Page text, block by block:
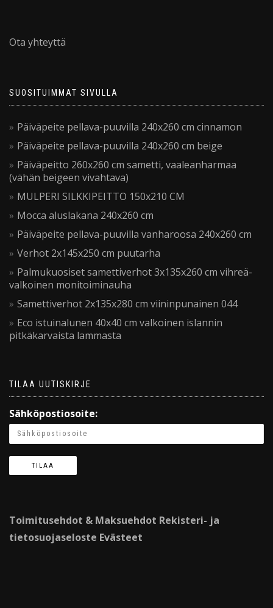
Ota yhteyttä
SUOSITUIMMAT SIVULLA
Päiväpeite pellava-puuvilla 240x260 cm cinnamon
Päiväpeite pellava-puuvilla 240x260 cm beige
Päiväpeitto 260x260 cm sametti, vaaleanharmaa
(vähän beigeen vivahtava)
MULPERI SILKKIPEITTO 150x210 CM
Mocca aluslakana 240x260 cm
Päiväpeite pellava-puuvilla vanharoosa 240x260 cm
Verhot 2x145x250 cm puutarha
Palmukuosiset samettiverhot 3x135x260 cm vihreä-
valkoinen monitoiminauha
Samettiverhot 2x135x280 cm viininpunainen 044
Eco istuinalunen 40x40 cm valkoinen islannin
pitkäkarvaista lammasta
TILAA UUTISKIRJE
Sähköpostiosoite:
Toimitusehdot & Maksuehdot Rekisteri- ja
tietosuojaseloste Evästeet